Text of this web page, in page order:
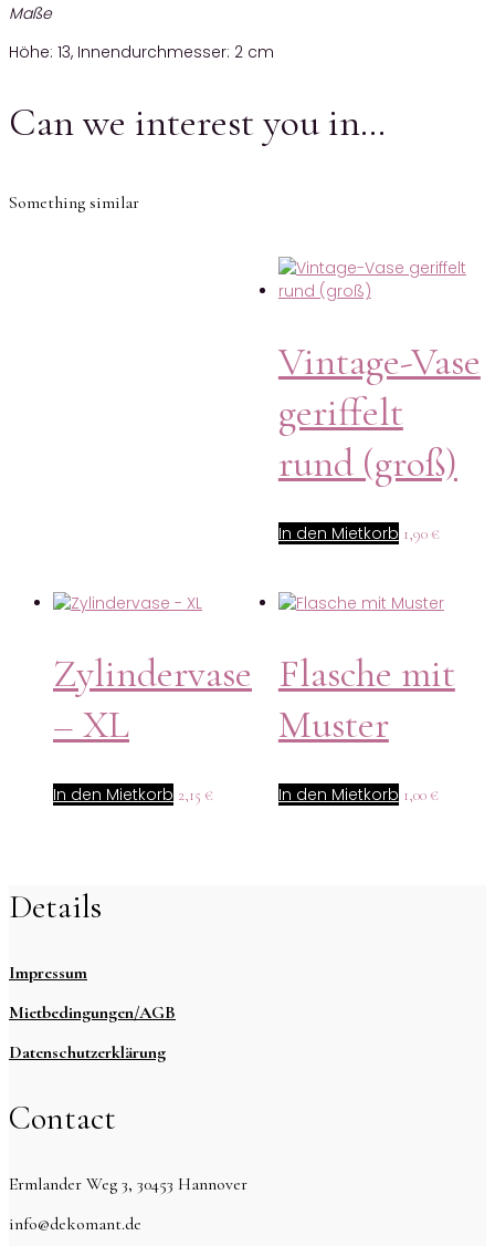
Maße
Höhe: 13, Innendurchmesser: 2 cm
Can we interest you in…
Something similar
Vintage-Vase
geriffelt
rund (groß)
In den Mietkorb 1,90 €
Zylindervase
– XL
In den Mietkorb 2,15 €
Flasche mit
Muster
In den Mietkorb 1,00 €
Details
Impressum
Mietbedingungen/AGB
Datenschutzerklärung
Contact
Ermlander Weg 3, 30453 Hannover
info@dekomant.de